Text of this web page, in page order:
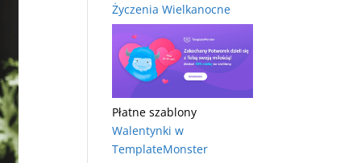
Życzenia Wielkanocne
Płatne szablony
Walentynki w
TemplateMonster